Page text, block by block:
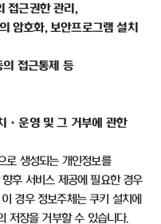
접근권한 관리 ,
암호화, 보안프로그램 설치
의 접근통제 등
ㆍ운영 및 그 거부에 관한
로 생성되는 개인정보를
향후 서비스 제공에 필요한 경우
이 경우 정보주체는 쿠키 설치에
저장을 거부할 수 있습니다.